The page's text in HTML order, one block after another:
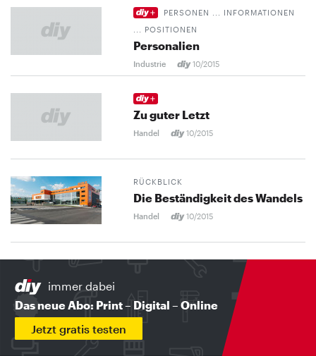
PERSONEN ... INFORMATIONEN
... POSITIONEN
Personalien
Industrie 10/2015
Zu guter Letzt
Handel 10/2015
RÜCKBLICK
Die Beständigkeit des Wandels
Handel 10/2015
immer dabei
Das neue Abo: Print – Digital – Online
Jetzt gratis testen